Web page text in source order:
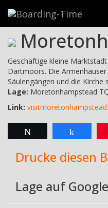
Dartmoor>
Geschäftige kleine
Dartmoors. Die
Säulengängen und die Kirche
Lage: Moretonhampstead
Link:
Drucke diesen
Lage auf